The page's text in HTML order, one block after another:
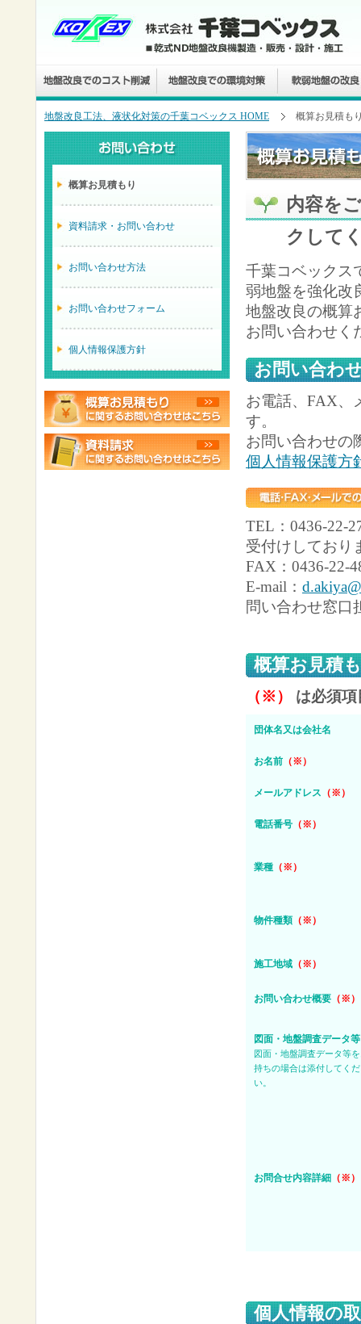
地盤改良工法、液状化対策の千葉コベックス HOME 概算お見積も
概算お見積もり
資料請求・お問い合わせ
お問い合わせ方法
お問い合わせフォーム
個人情報保護方針
内容を
クして
千葉コベックス
弱地盤を強化改
地盤改良の概算
お問い合わせく
お問い合わ
お電話、FAX、
す。
お問い合わせの
個人情報保護方
TEL：0436-22-
受付けしており
FAX：0436-22-
E-mail：
問い合わせ窓
概算お見積
（※） は必須
団体名又は会社名
お名前 （※）
メールアドレス （※）
電話番号 （※）
業種 （※）
物件種類 （※）
施工地域 （※）
お問い合わせ概要 （※）
図面・地盤調査データ等
図面・地盤調査データ等
持ちの場合は添付してく
い。
お問合せ内容詳細 （※）
個人情報の